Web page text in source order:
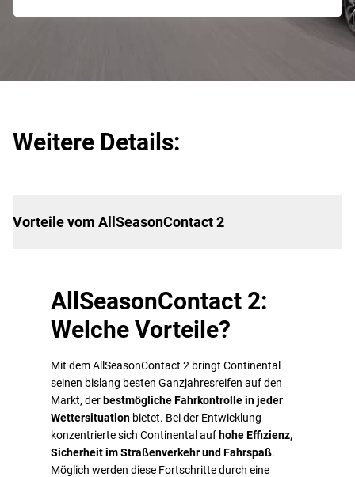
Weitere Details:
Vorteile vom AllSeasonContact 2
AllSeasonContact 2:
Welche Vorteile?
Mit dem AllSeasonContact 2 bringt Continental
seinen bislang besten Ganzjahresreifen auf den
Markt, der bestmögliche Fahrkontrolle in jeder
Wettersituation bietet. Bei der Entwicklung
konzentrierte sich Continental auf hohe Effizienz,
Sicherheit im Straßenverkehr und Fahrspaß.
Möglich werden diese Fortschritte durch eine